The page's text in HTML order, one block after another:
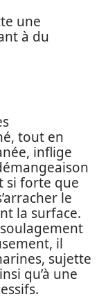
une
à du
tout en
inflige
si forte que
le
la surface.
il
sujette
qu’à une